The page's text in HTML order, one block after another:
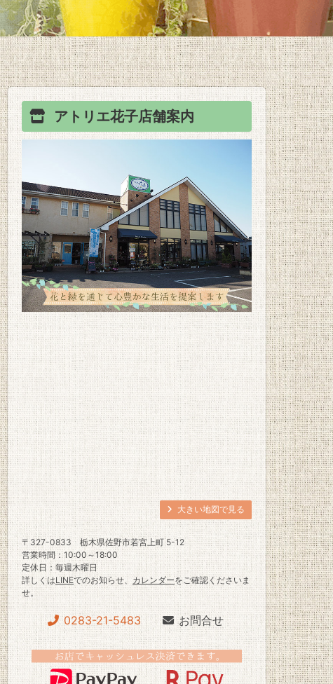
アトリエ花子店舗案内
大きい地図で見る
〒327-0833
栃木県佐野市若宮上町 5-12
営業時間：10:00～18:00
定休日：毎週木曜日
詳しくはLINEでのお知らせ、 カレンダーをご確認くださいま
せ。
0283-21-5483 お問合せ